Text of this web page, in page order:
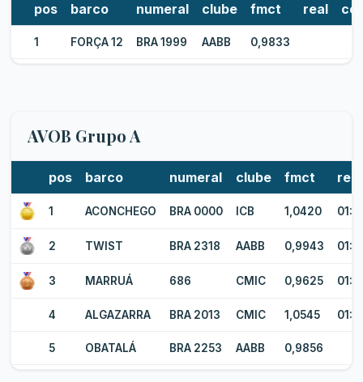
pos barco numeral clube fmct real
1 FORÇA 12 BRA 1999 AABB 0,9833
AVOB Grupo A
pos barco numeral clube fmct real
1 ACONCHEGO BRA 0000 ICB 1,0420
2 TWIST BRA 2318 AABB 0,9943
3 MARRUÁ 686 CMIC 0,9625
4 ALGAZARRA BRA 2013 CMIC 1,0545
5 OBATALÁ BRA 2253 AABB 0,9856